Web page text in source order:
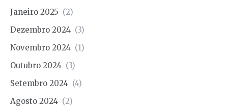
Janeiro 2025 (2)
Dezembro 2024 (3)
Novembro 2024 (1)
Outubro 2024 (3)
Setembro 2024 (4)
Agosto 2024 (2)